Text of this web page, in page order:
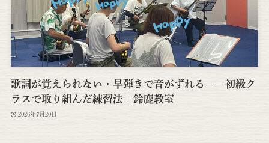
歌詞が覚えられない・早弾きで音がずれる――初級ク
ラスで取り組んだ練習法｜鈴鹿教室
2026年7月20日